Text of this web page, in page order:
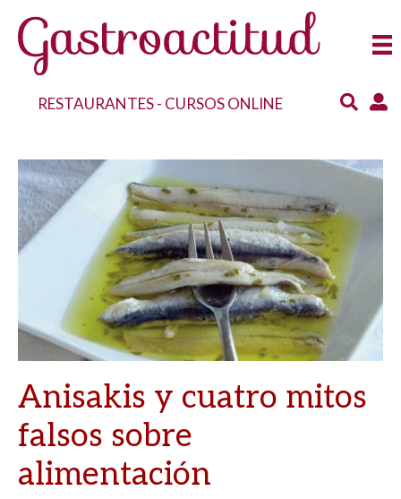
RESTAURANTES- CURSOS ONLINE
Anisakis y cuatro mitos
falsos sobre
alimentación